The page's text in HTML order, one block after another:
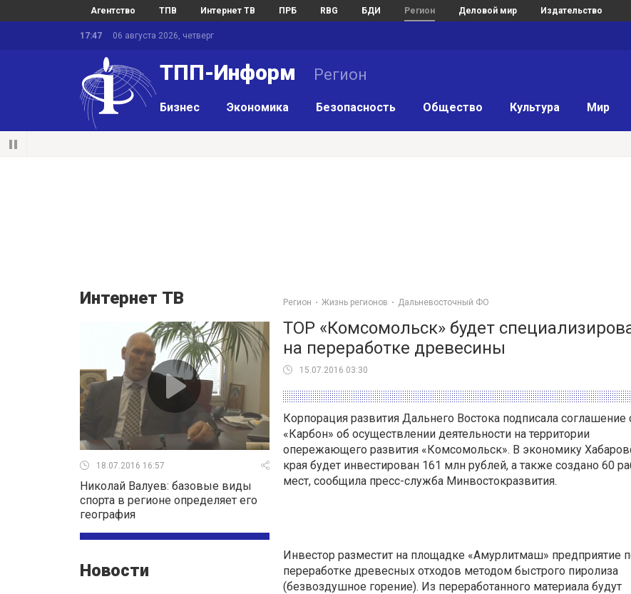
Агентство ТПВ Интернет ТВ ПРБ RBG БДИ Регион Деловой мир Издательство
17:47 06 августа 2026, четверг
ТПП-Информ Регион
Бизнес Экономика Безопасность Общество Культура Мир
Интернет ТВ
18.07.2016 16:57
Николай Валуев: базовые виды
спорта в регионе определяет его
география
Новости
Регион Жизнь регионов Дальневосточный ФО
ТОР «Комсомольск» будет
на переработке древесины
15.07.2016 03:30
Корпорация развития Дальнего Востока подписала
«Карбон» об осуществлении деятельности на территории
опережающего развития «Комсомольск». В экономику
края будет инвестирован 161 млн рублей, а также создано 60
мест, сообщила пресс-служба Минвостокразвития.
Инвестор разместит на площадке «Амурлитмаш» предприятие
переработке древесных отходов методом быстрого пиролиза
(безвоздушное горение). Из переработанного материала будут